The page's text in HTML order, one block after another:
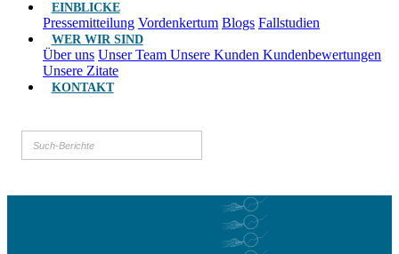
EINBLICKE
Pressemitteilung Vordenkertum Blogs Fallstudien
WER WIR SIND
Über uns Unser Team Unsere Kunden Kundenbewertungen
Unsere Zitate
KONTAKT